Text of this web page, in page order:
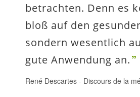
betrachten. Denn es
bloß auf den
sondern wesentlich
gute Anwendung an.
René Descartes - Discours de la